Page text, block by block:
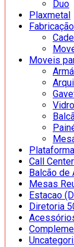
Duo
Plaxmetal
Moveis
Plataforma
Call Center
Balcão de
Mesas
Estacao
Diretoria